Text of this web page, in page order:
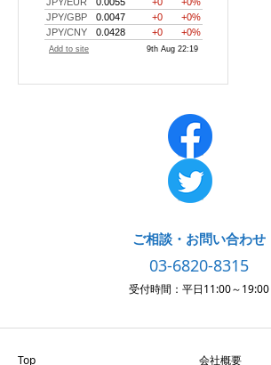
ご相談・お問い合わせ
03-6820-8315
受付時間：平日11:00～19:00
Top 会社概要